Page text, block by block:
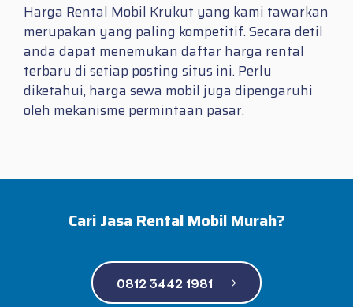
Harga Rental Mobil Krukut yang kami tawarkan
merupakan yang paling kompetitif. Secara detil
anda dapat menemukan daftar harga rental
terbaru di setiap posting situs ini. Perlu
diketahui, harga sewa mobil juga dipengaruhi
oleh mekanisme permintaan pasar.
Cari Jasa Rental Mobil Murah?
0812 3442 1981